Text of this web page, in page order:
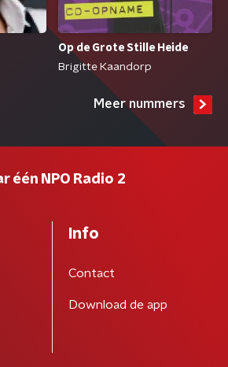
Op de Grote Stille Heide
Brigitte Kaandorp
Meer nummers
één NPO Radio 2
Info
Contact
Download de app